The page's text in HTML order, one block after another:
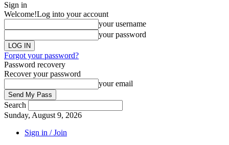
Sign in
Welcome!Log into your account
your username
your password
Forgot your password?
Password recovery
Recover your password
your email
Search
Sunday, August 9, 2026
Sign in / Join